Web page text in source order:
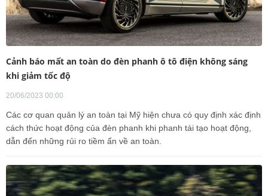
Cảnh báo mất an toàn do đèn phanh ô tô điện không sáng
khi giảm tốc độ
20/06/2023 00:00
Các cơ quan quản lý an toàn tại Mỹ hiện chưa có quy định xác định
cách thức hoạt động của đèn phanh khi phanh tái tạo hoạt động,
dẫn đến những rủi ro tiềm ẩn về an toàn.